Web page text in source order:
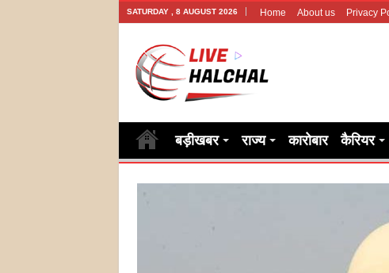
SATURDAY , 8 AUGUST 2026 Home About us Privacy
बड़ीखबर राज्य कारोबार कैरियर